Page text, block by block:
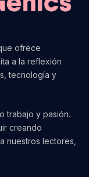
ofrece
a la reflexión
tecnología y
trabajo y pasión.
creando
nuestros lectores,